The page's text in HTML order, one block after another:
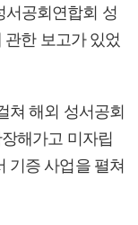
공회연합회 성
한 보고가 있었
쳐 해외 성서공회
해가고 미자립
기증 사업을 펼쳐